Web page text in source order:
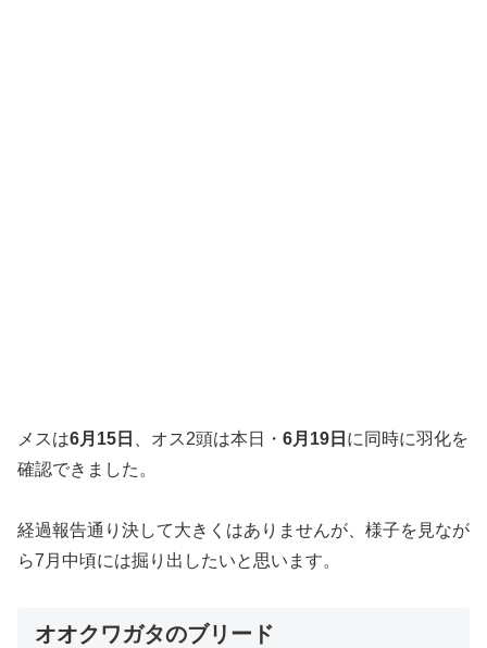
メスは6月15日 、オス2頭は本日・ 6月19日 に同時に羽化を
確認できました。
経過報告通り決して大きくはありませんが、様子を見なが
ら7月中頃には掘り出したいと思います。
オオクワガタのブリード